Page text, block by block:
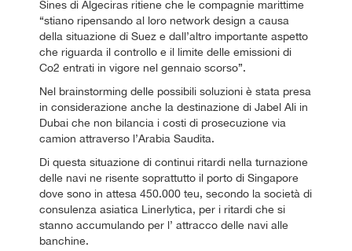
Sines di Algeciras ritiene che le compagnie marittime
“stiano ripensando al loro network design a causa
della situazione di Suez e dall’altro importante aspetto
che riguarda il controllo e il limite delle emissioni di
Co2 entrati in vigore nel gennaio scorso”.
Nel brainstorming delle possibili soluzioni è stata presa
in considerazione anche la destinazione di Jabel Ali in
Dubai che non bilancia i costi di prosecuzione via
camion attraverso l’Arabia Saudita.
Di questa situazione di continui ritardi nella turnazione
delle navi ne risente soprattutto il porto di Singapore
dove sono in attesa 450.000 teu, secondo la società di
consulenza asiatica Linerlytica, per i ritardi che si
stanno accumulando per l’ attracco delle navi alle
banchine.